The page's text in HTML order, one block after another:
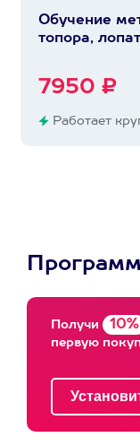
Обучение
топора,
7950 ₽
Работает
Получи 10%
первую